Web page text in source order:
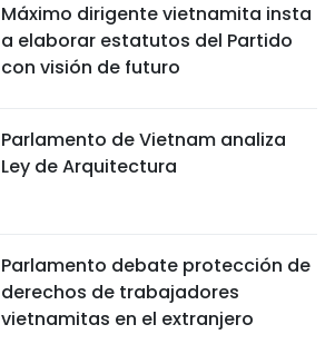
Máximo dirigente vietnamita insta
a elaborar estatutos del Partido
con visión de futuro
Parlamento de Vietnam analiza
Ley de Arquitectura
Parlamento debate protección de
derechos de trabajadores
vietnamitas en el extranjero